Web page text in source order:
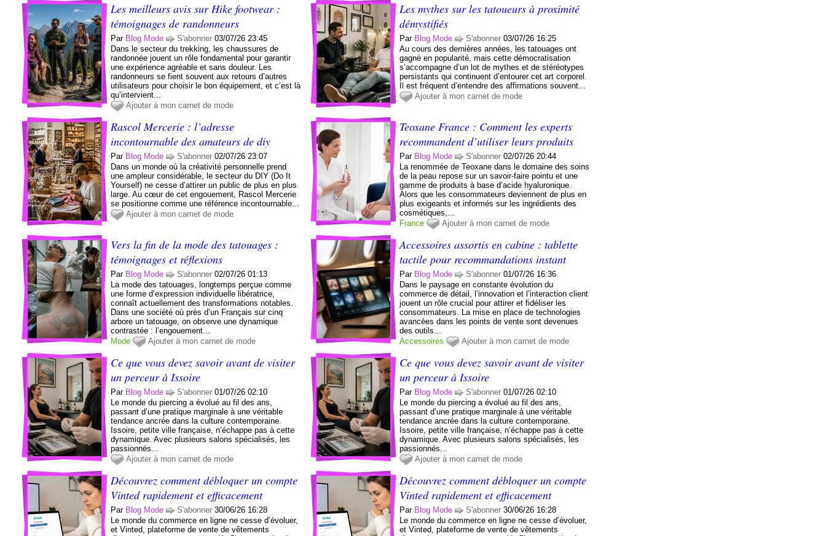
Les meilleurs avis sur Hike footwear :
témoignages de randonneurs
Par Blog Mode S'abonner 03/07/26 23:45
Dans le secteur du trekking, les chaussures de
randonnée jouent un rôle fondamental pour garantir
une expérience agréable et sans douleur. Les
randonneurs se fient souvent aux retours d’autres
utilisateurs pour choisir le bon équipement, et c’est là
qu’intervient...
Ajouter à mon carnet de mode
Les mythes sur les tatoueurs à proximité
démystifiés
Par Blog Mode S'abonner 03/07/26 16:25
Au cours des dernières années, les tatouages ont
gagné en popularité, mais cette démocratisation
s’accompagne d’un lot de mythes et de stéréotypes
persistants qui continuent d’entourer cet art corporel.
Il est fréquent d’entendre des affirmations souvent...
Ajouter à mon carnet de mode
Rascol Mercerie : l’adresse
incontournable des amateurs de diy
Par Blog Mode S'abonner 02/07/26 23:07
Dans un monde où la créativité personnelle prend
une ampleur considérable, le secteur du DIY (Do It
Yourself) ne cesse d’attirer un public de plus en plus
large. Au cœur de cet engouement, Rascol Mercerie
se positionne comme une référence incontournable...
Ajouter à mon carnet de mode
Teoxane France : Comment les experts
recommandent d’utiliser leurs produits
Par Blog Mode S'abonner 02/07/26 20:44
La renommée de Teoxane dans le domaine des soins
de la peau repose sur un savoir-faire pointu et une
gamme de produits à base d’acide hyaluronique.
Alors que les consommateurs deviennent de plus en
plus exigeants et informés sur les ingrédients des
cosmétiques,...
France
Ajouter à mon carnet de mode
Vers la fin de la mode des tatouages :
témoignages et réflexions
Par Blog Mode S'abonner 02/07/26 01:13
La mode des tatouages, longtemps perçue comme
une forme d’expression individuelle libératrice,
connaît actuellement des transformations notables.
Dans une société où près d’un Français sur cinq
arbore un tatouage, on observe une dynamique
contrastée : l’engouement...
Mode
Ajouter à mon carnet de mode
Accessoires assortis en cabine : tablette
tactile pour recommandations instant
Par Blog Mode S'abonner 01/07/26 16:36
Dans le paysage en constante évolution du
commerce de détail, l’innovation et l’interaction client
jouent un rôle crucial pour attirer et fidéliser les
consommateurs. La mise en place de technologies
avancées dans les points de vente sont devenues
des outils...
Accessoires
Ajouter à mon carnet de mode
Ce que vous devez savoir avant de visiter
un perceur à Issoire
Par Blog Mode S'abonner 01/07/26 02:10
Le monde du piercing a évolué au fil des ans,
passant d’une pratique marginale à une véritable
tendance ancrée dans la culture contemporaine.
Issoire, petite ville française, n’échappe pas à cette
dynamique. Avec plusieurs salons spécialisés, les
passionnés...
Ajouter à mon carnet de mode
Ce que vous devez savoir avant de visiter
un perceur à Issoire
Par Blog Mode S'abonner 01/07/26 02:10
Le monde du piercing a évolué au fil des ans,
passant d’une pratique marginale à une véritable
tendance ancrée dans la culture contemporaine.
Issoire, petite ville française, n’échappe pas à cette
dynamique. Avec plusieurs salons spécialisés, les
passionnés...
Ajouter à mon carnet de mode
Découvrez comment débloquer un compte
Vinted rapidement et efficacement
Par Blog Mode S'abonner 30/06/26 16:28
Le monde du commerce en ligne ne cesse d’évoluer,
et Vinted, plateforme de vente de vêtements
Découvrez comment débloquer un compte
Vinted rapidement et efficacement
Par Blog Mode S'abonner 30/06/26 16:28
Le monde du commerce en ligne ne cesse d’évoluer,
et Vinted, plateforme de vente de vêtements